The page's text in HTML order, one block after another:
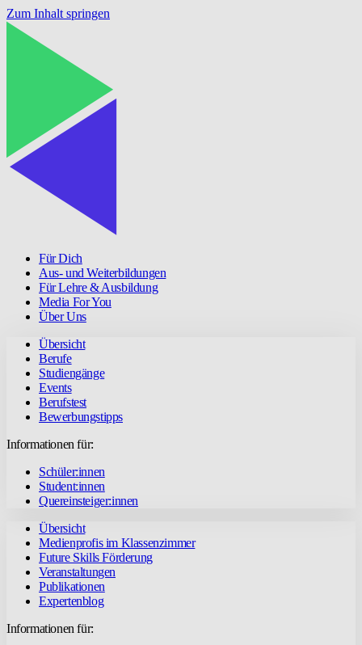
Zum Inhalt springen
Für Dich
Aus- und Weiterbildungen
Für Lehre & Ausbildung
Media For You
Über Uns
Übersicht
Berufe
Studiengänge
Events
Berufstest
Bewerbungstipps
Informationen für:
Schüler:innen
Student:innen
Quereinsteiger:innen
Übersicht
Medienprofis im Klassenzimmer
Future Skills Förderung
Veranstaltungen
Publikationen
Expertenblog
Informationen für: